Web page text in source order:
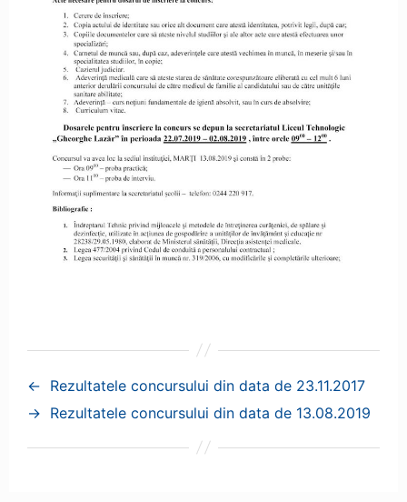
← Rezultatele concursului din data de 23.11.2017
→ Rezultatele concursului din data de 13.08.2019